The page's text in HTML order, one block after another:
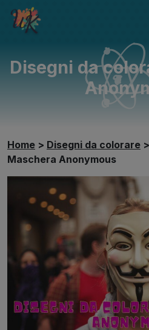
Disegni da
Home > Disegni da colorare >
Maschera Anonymous